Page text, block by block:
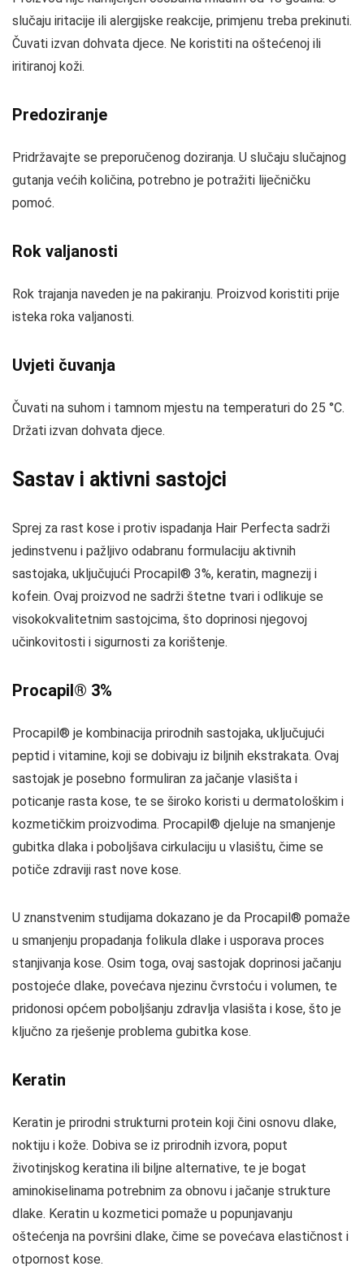
slučaju iritacije ili alergijske reakcije, primjenu treba prekinuti.
Čuvati izvan dohvata djece. Ne koristiti na oštećenoj ili
iritiranoj koži.
Predoziranje
Pridržavajte se preporučenog doziranja. U slučaju slučajnog
gutanja većih količina, potrebno je potražiti liječničku
pomoć.
Rok valjanosti
Rok trajanja naveden je na pakiranju. Proizvod koristiti prije
isteka roka valjanosti.
Uvjeti čuvanja
Čuvati na suhom i tamnom mjestu na temperaturi do 25 °C.
Držati izvan dohvata djece.
Sastav i aktivni sastojci
Sprej za rast kose i protiv ispadanja Hair Perfecta sadrži
jedinstvenu i pažljivo odabranu formulaciju aktivnih
sastojaka, uključujući Procapil® 3%, keratin, magnezij i
kofein. Ovaj proizvod ne sadrži štetne tvari i odlikuje se
visokokvalitetnim sastojcima, što doprinosi njegovoj
učinkovitosti i sigurnosti za korištenje.
Procapil® 3%
Procapil® je kombinacija prirodnih sastojaka, uključujući
peptid i vitamine, koji se dobivaju iz biljnih ekstrakata. Ovaj
sastojak je posebno formuliran za jačanje vlasišta i
poticanje rasta kose, te se široko koristi u dermatološkim i
kozmetičkim proizvodima. Procapil® djeluje na smanjenje
gubitka dlaka i poboljšava cirkulaciju u vlasištu, čime se
potiče zdraviji rast nove kose.
U znanstvenim studijama dokazano je da Procapil® pomaže
u smanjenju propadanja folikula dlake i usporava proces
stanjivanja kose. Osim toga, ovaj sastojak doprinosi jačanju
postojeće dlake, povećava njezinu čvrstoću i volumen, te
pridonosi općem poboljšanju zdravlja vlasišta i kose, što je
ključno za rješenje problema gubitka kose.
Keratin
Keratin je prirodni strukturni protein koji čini osnovu dlake,
noktiju i kože. Dobiva se iz prirodnih izvora, poput
životinjskog keratina ili biljne alternative, te je bogat
aminokiselinama potrebnim za obnovu i jačanje strukture
dlake. Keratin u kozmetici pomaže u popunjavanju
oštećenja na površini dlake, čime se povećava elastičnost i
otpornost kose.